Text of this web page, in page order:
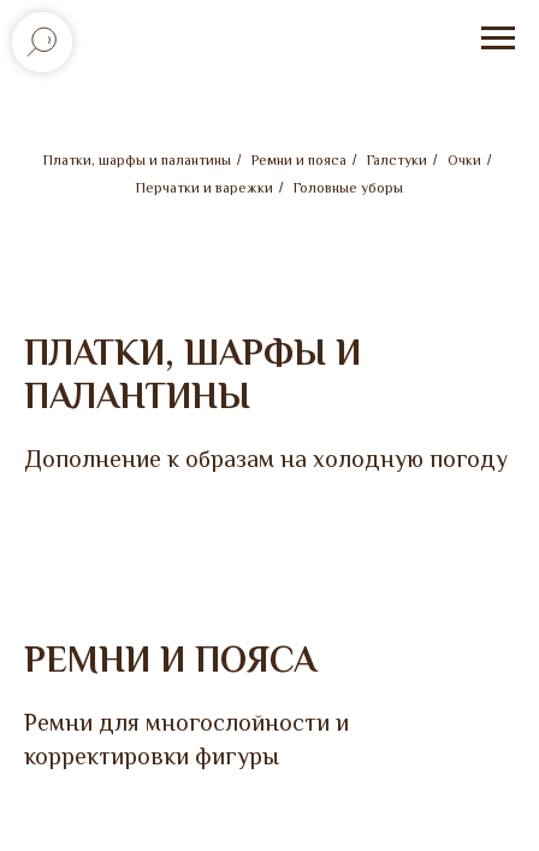
Платки, шарфы и палантины / Ремни и пояса / Галстуки / Очки /
Перчатки и варежки / Головные уборы
ПЛАТКИ, ШАРФЫ И
ПАЛАНТИНЫ
Дополнение к образам на холодную погоду
РЕМНИ И ПОЯСА
Ремни для многослойности и
корректировки фигуры